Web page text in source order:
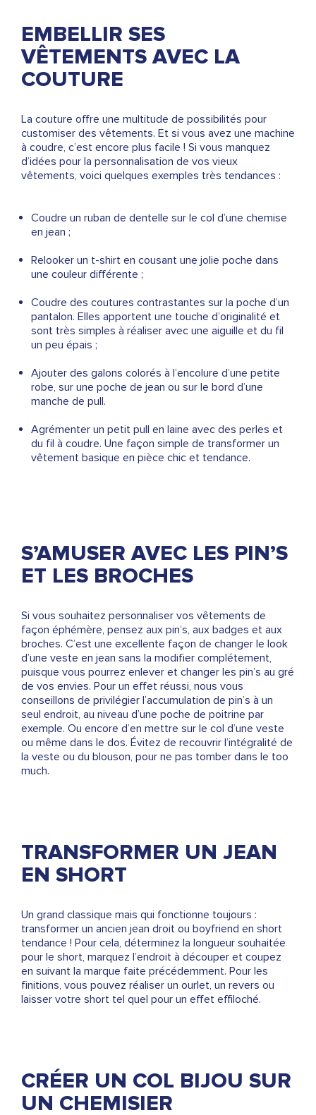
EMBELLIR SES
VÊTEMENTS AVEC LA
COUTURE
La couture offre une multitude de possibilités pour
customiser des vêtements. Et si vous avez une machine
à coudre, c’est encore plus facile ! Si vous manquez
d’idées pour la personnalisation de vos vieux
vêtements, voici quelques exemples très tendances :
Coudre un ruban de dentelle sur le col d’une chemise
en jean ;
Relooker un t-shirt en cousant une jolie poche dans
une couleur différente ;
Coudre des coutures contrastantes sur la poche d’un
pantalon. Elles apportent une touche d’originalité et
sont très simples à réaliser avec une aiguille et du fil
un peu épais ;
Ajouter des galons colorés à l’encolure d’une petite
robe, sur une poche de jean ou sur le bord d’une
manche de pull.
Agrémenter un petit pull en laine avec des perles et
du fil à coudre. Une façon simple de transformer un
vêtement basique en pièce chic et tendance.
S’AMUSER AVEC LES PIN’S
ET LES BROCHES
Si vous souhaitez personnaliser vos vêtements de
façon éphémère, pensez aux pin’s, aux badges et aux
broches. C’est une excellente façon de changer le look
d’une veste en jean sans la modifier complétement,
puisque vous pourrez enlever et changer les pin’s au gré
de vos envies. Pour un effet réussi, nous vous
conseillons de privilégier l’accumulation de pin’s à un
seul endroit, au niveau d’une poche de poitrine par
exemple. Ou encore d’en mettre sur le col d’une veste
ou même dans le dos. Évitez de recouvrir l’intégralité de
la veste ou du blouson, pour ne pas tomber dans le too
much.
TRANSFORMER UN JEAN
EN SHORT
Un grand classique mais qui fonctionne toujours :
transformer un ancien jean droit ou boyfriend en short
tendance ! Pour cela, déterminez la longueur souhaitée
pour le short, marquez l’endroit à découper et coupez
en suivant la marque faite précédemment. Pour les
finitions, vous pouvez réaliser un ourlet, un revers ou
laisser votre short tel quel pour un effet effiloché.
CRÉER UN COL BIJOU SUR
UN CHEMISIER